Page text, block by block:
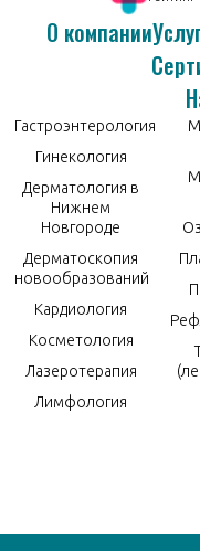
О компании
Гастроэнтерология
Гинекология
Дерматология в
Нижнем
Новгороде
Дерматоскопия
новообразований
Кардиология
Косметология
Лазеротерапия
Лимфология